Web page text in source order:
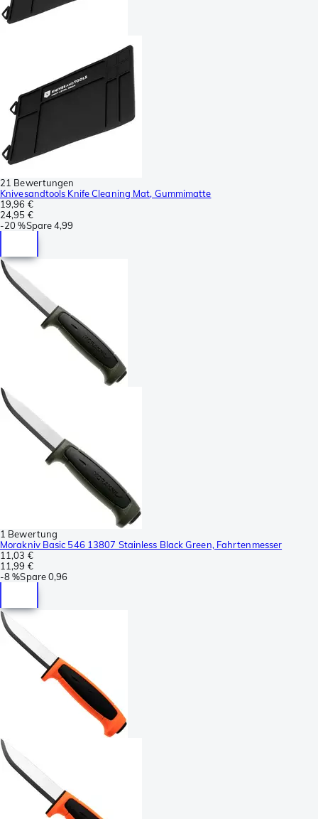
21 Bewertungen
Knivesandtools Knife Cleaning Mat, Gummimatte
19,96 €
24,95 €
-20 %Spare4,99
1 Bewertung
Morakniv Basic 546 13807 Stainless Black Green, Fahrtenmesser
11,03 €
11,99 €
-8 %Spare0,96